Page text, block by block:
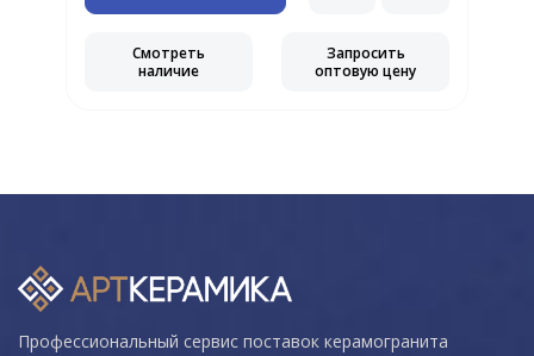
Смотреть
наличие
Запросить
оптовую цену
Профессиональный сервис поставок керамогранита